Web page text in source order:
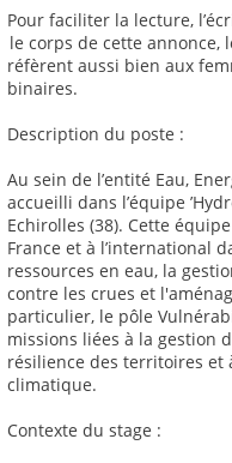
Pour faciliter la lecture,
le corps de cette annonce,
réfèrent aussi bien aux
binaires.
Description du poste :
Au sein de l’entité Eau,
accueilli dans l’équipe
Echirolles (38). Cette
France et à l’international
ressources en eau, la
contre les crues et
particulier, le pôle
missions liées à la gestion
résilience des territoires et
climatique.
Contexte du stage :